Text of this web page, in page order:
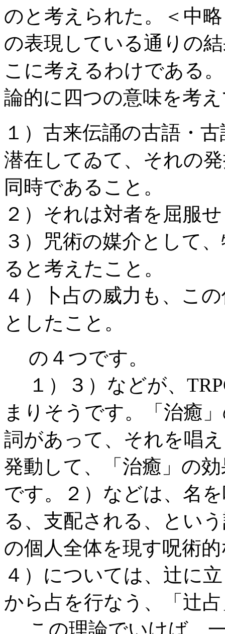
のと考えられた。＜中
の表現している通りの
こに考えるわけである
論的に四つの意味を考
１）古来伝誦の古語・
潜在してゐて、それの
同時であること。
２）それは対者を屈服
３）咒術の媒介として
ると考えたこと。
４）卜占の威力も、こ
としたこと。
の４つです。
１）３）などが、
まりそうです。「治癒
詞があって、それを唱
発動して、「治癒」の
です。２）などは、名
る、支配される、とい
の個人全体を現す呪術
４）については、辻に
から占を行なう、「辻
この理論でいけば、